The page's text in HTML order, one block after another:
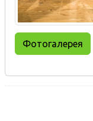
Фотогалерея